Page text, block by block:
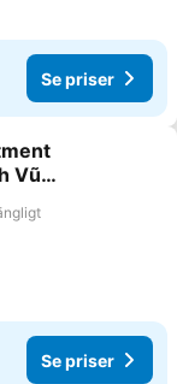
Se priser
Favoriter
Vũ
Se priser